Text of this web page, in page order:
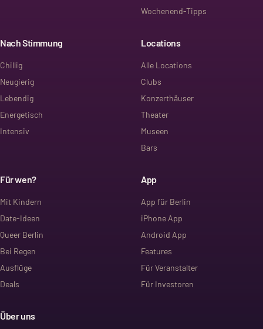
Wochenend-Tipps
Nach Stimmung
Chillig
Neugierig
Lebendig
Energetisch
Intensiv
Locations
Alle Locations
Clubs
Konzerthäuser
Theater
Museen
Bars
Für wen?
Mit Kindern
Date-Ideen
Queer Berlin
Bei Regen
Ausflüge
Deals
App
App für Berlin
iPhone App
Android App
Features
Für Veranstalter
Für Investoren
Über uns